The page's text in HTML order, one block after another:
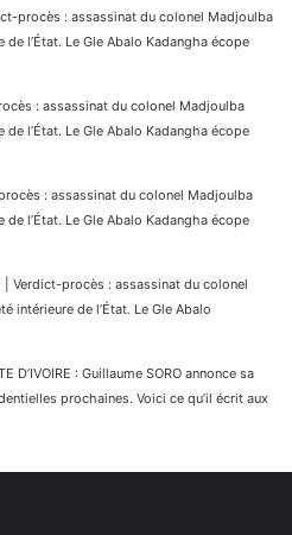
procès : assassinat du colonel Madjoulba
l’État. Le Gle Abalo Kadangha écope
: assassinat du colonel Madjoulba
l’État. Le Gle Abalo Kadangha écope
: assassinat du colonel Madjoulba
l’État. Le Gle Abalo Kadangha écope
| Verdict-procès : assassinat du colonel
intérieure de l’État. Le Gle Abalo
D’IVOIRE : Guillaume SORO annonce sa
prochaines. Voici ce qu’il écrit aux